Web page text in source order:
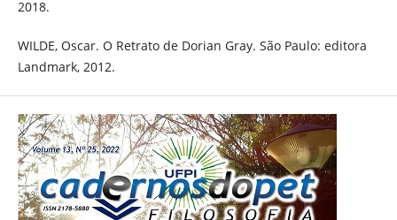
2018.
WILDE, Oscar. O Retrato de Dorian Gray. São Paulo: editora
Landmark, 2012.